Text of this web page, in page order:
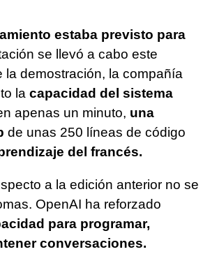
estaba previsto para
se llevó a cabo este
la demostración, la compañía
la capacidad del sistema
apenas un minuto, una
de unas 250 líneas de código
del francés.
a la edición anterior no se
OpenAI ha reforzado
para programar,
conversaciones.